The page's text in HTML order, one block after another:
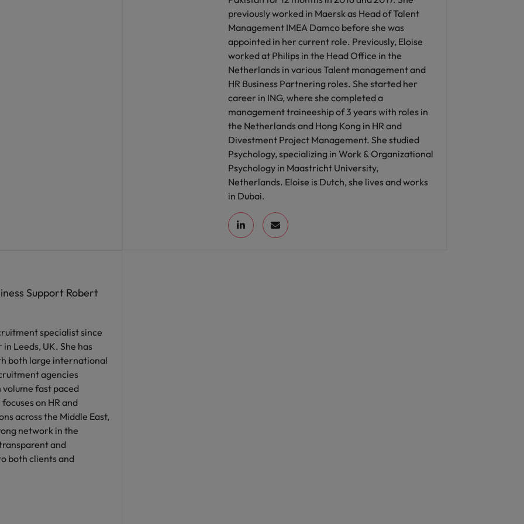
previously worked in Maersk as Head of Talent
Management IMEA Damco before she was
appointed in her current role. Previously, Eloise
worked at Philips in the Head Office in the
Netherlands in various Talent management and
HR Business Partnering roles. She started her
career in ING, where she completed a
management traineeship of 3 years with roles in
the Netherlands and Hong Kong in HR and
Divestment Project Management. She studied
Psychology, specializing in Work & Organizational
Psychology in Maastricht University,
Netherlands. Eloise is Dutch, she lives and works
in Dubai.
Support Robert
specialist since
Leeds, UK. She has
both large international
agencies
fast paced
on HR and
across the Middle East,
network in the
and
both clients and